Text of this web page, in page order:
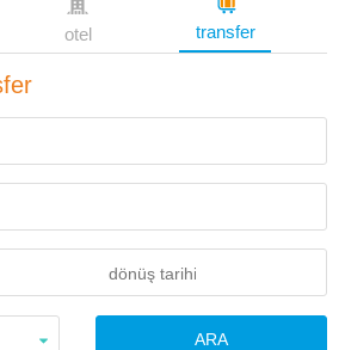
otel transfer
ARA